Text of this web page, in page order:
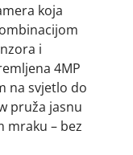
koja
i
4MP
na svjetlo do
pruža jasnu
mraku – bez